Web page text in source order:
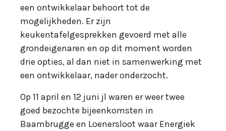
een ontwikkelaar behoort tot de
mogelijkheden. Er zijn
keukentafelgesprekken gevoerd met alle
grondeigenaren en op dit moment worden
drie opties, al dan niet in samenwerking met
een ontwikkelaar, nader onderzocht.
Op 11 april en 12 juni jl waren er weer twee
goed bezochte bijeenkomsten in
Baambrugge en Loenersloot waar Energiek